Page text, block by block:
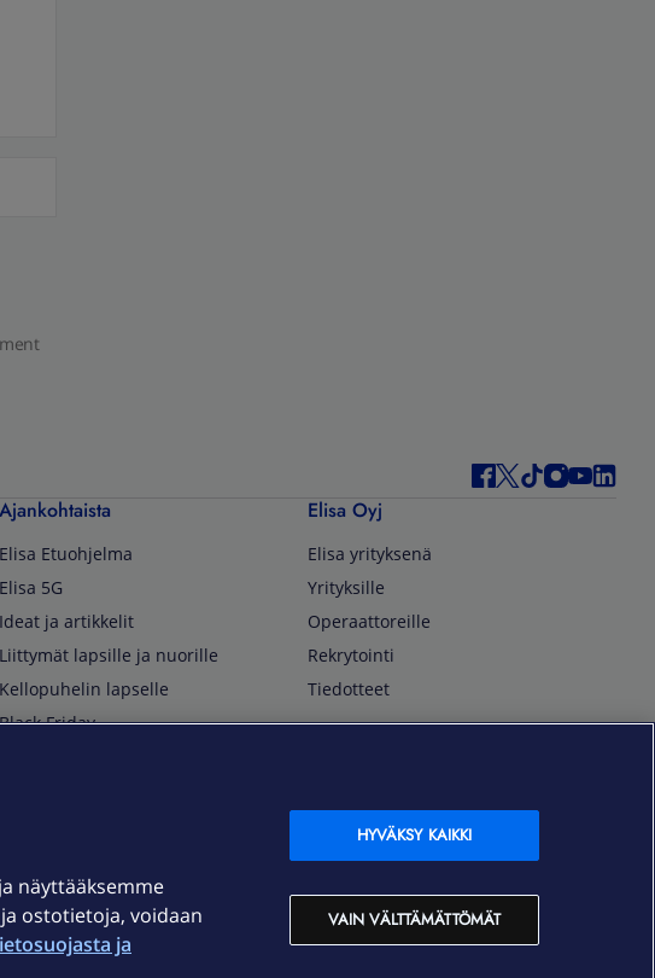
Ajankohtaista
Elisa Etuohjelma
Elisa 5G
Ideat ja artikkelit
Liittymät lapsille ja nuorille
Kellopuhelin lapselle
Black Friday
Elisa Oyj
Elisa yrityksenä
Yrityksille
Operaattoreille
Rekrytointi
Tiedotteet
OmaElisa Self Service
Moving to Finland
Elisa Corporation
näyttääksemme
ostotietoja, voidaan
ja
VAIN VÄLTTÄMÄTTÖMÄT
HYVÄKSY KAIKKI